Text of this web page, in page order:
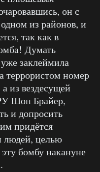
он с
из районов, и
так как в
Думать
заклеймила
террористом номер
из вездесущей
Шон Брайер,
и допросить
придётся
людей, целью
бомбу накануне